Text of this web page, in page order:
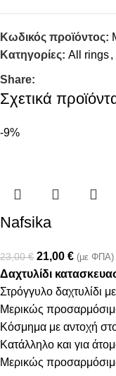
Κωδικός προϊόντος:
Κατηγορίες: All rings,
Share:
Σχετικά
-9%
Nafsika
23,00€ 21,00 € (με ΦΠΑ)
Δαχτυλίδι
Στρόγγυλο δαχτυλίδι
Μερικώς
Κόσμημα με αντοχή
Κατάλληλο και για
Μερικώς